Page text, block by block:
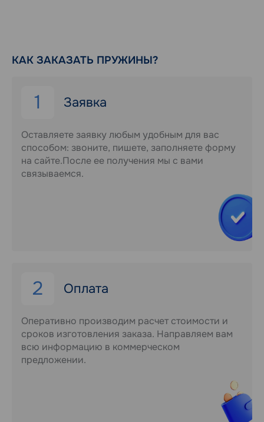
КАК ЗАКАЗАТЬ ПРУЖИНЫ?
1 Заявка
Оставляете заявку любым удобным для вас
способом: звоните, пишете, заполняете форму
на сайте.После ее получения мы с вами
связываемся.
2 Оплата
Оперативно производим расчет стоимости и
сроков изготовления заказа. Направляем вам
всю информацию в коммерческом
предложении.